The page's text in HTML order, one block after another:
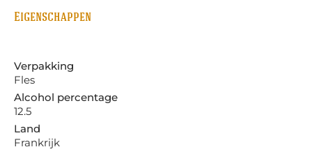
Eigenschappen
Verpakking
Fles
Alcohol percentage
12.5
Land
Frankrijk